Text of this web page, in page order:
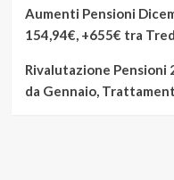
Aumenti Pensioni
154,94€, +655€ tra
Rivalutazione Pensioni
da Gennaio,